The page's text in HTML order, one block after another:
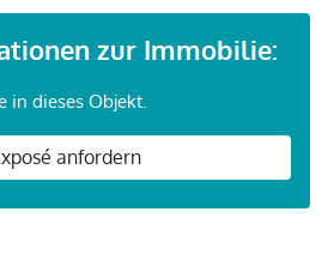
zur Immobilie:
in dieses Objekt.
anfordern